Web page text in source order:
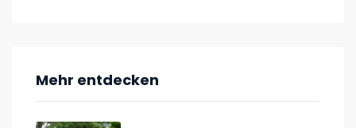
Mehr entdecken